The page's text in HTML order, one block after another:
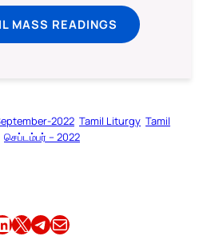
MASS READINGS
2022 Tamil Liturgy Tamil
செப்டம்பர் – 2022
Share this article on X Share this article on TelegramEmail this Article